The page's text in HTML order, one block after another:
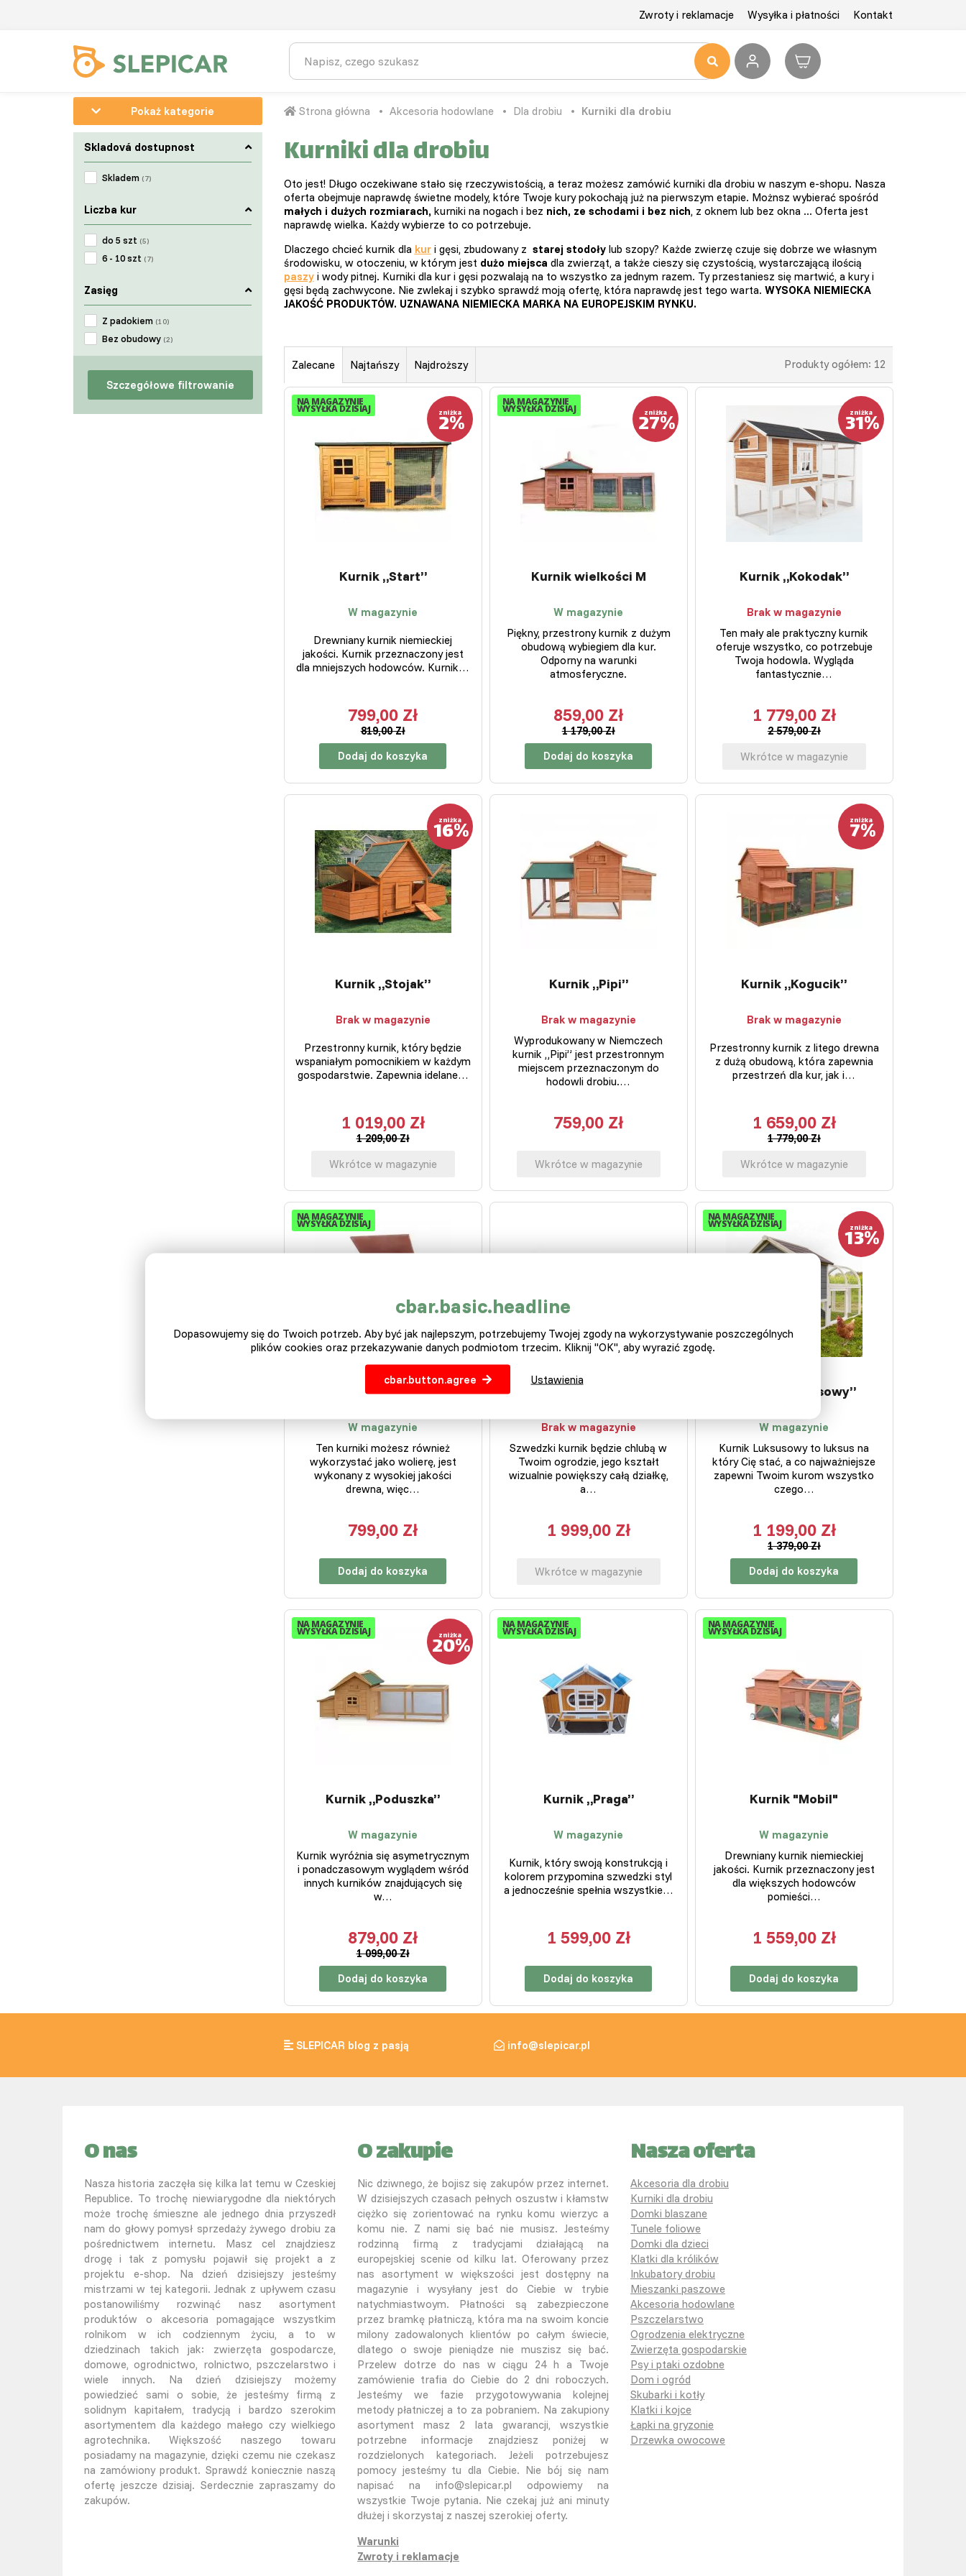
Zwroty i reklamacje Wysyłka i płatności Kontakt
Pokaż kategorie
Skladová dostupnost
Skladem (7)
Liczba kur
do 5 szt (5)
6 - 10 szt (7)
Zasięg
Z padokiem (10)
Bez obudowy (2)
Szczegółowe filtrowanie
Strona główna Akcesoria hodowlane Dla drobiu Kurniki dla drobiu
Kurniki dla drobiu
Oto jest! Długo oczekiwane stało się rzeczywistością, a teraz możesz zamówić kurniki dla drobiu w naszym e-shopu. Nasza
oferta obejmuje naprawdę świetne modely, które Twoje kury pokochają już na pierwszym etapie. Możnsz wybierać spośród
małych i dużych rozmiarach, kurniki na nogach i bez nich, ze schodami i bez nich, z oknem lub bez okna ... Oferta jest
naprawdę wielka. Każdy wybierze to co potrzebuje.
Dlaczego chcieć kurnik dla kuri gęsi, zbudowany z starej stodołylub szopy? Każde zwierzę czuje się dobrze we własnym
środowisku, w otoczeniu, w którym jest dużo miejsca dla zwierząt, a także cieszy się czystością, wystarczającą ilością
paszyi wody pitnej. Kurniki dla kur i gęsi pozwalają na to wszystko za jednym razem. Ty przestaniesz się martwić, a kury i
gęsi będą zachwycone. Nie zwlekaj i szybko sprawdź moją ofertę, która naprawdę jest tego warta. WYSOKA NIEMIECKA
JAKOŚĆ PRODUKTÓW. UZNAWANA NIEMIECKA MARKA NA EUROPEJSKIM RYNKU.
Zalecane Najtańszy Najdroższy Produkty ogółem: 12
zniżka
2%
NA MAGAZYNIE
WYSYŁKA DZISIAJ
Kurnik „Start”
W magazynie
Drewniany kurnik niemieckiej
jakości. Kurnik przeznaczony jest
dla mniejszych hodowców. Kurnik…
799,00 Zł
819,00 Zł
Dodaj do koszyka
zniżka
27%
NA MAGAZYNIE
WYSYŁKA DZISIAJ
Kurnik wielkości M
W magazynie
Piękny, przestrony kurnik z dużym
obudową wybiegiem dla kur.
Odporny na warunki
atmosferyczne.
859,00 Zł
1 179,00 Zł
Dodaj do koszyka
zniżka
31%
Kurnik „Kokodak”
Brak w magazynie
Ten mały ale praktyczny kurnik
oferuje wszystko, co potrzebuje
Twoja hodowla. Wygląda
fantastycznie…
1 779,00 Zł
2 579,00 Zł
Wkrótce w magazynie
zniżka
16%
Kurnik „Stojak”
Brak w magazynie
Przestronny kurnik, który będzie
wspaniałym pomocnikiem w każdym
gospodarstwie. Zapewnia idelane…
1 019,00 Zł
1 209,00 Zł
Wkrótce w magazynie
Kurnik „Pipi”
Brak w magazynie
Wyprodukowany w Niemczech
kurnik „Pipi” jest przestronnym
miejscem przeznaczonym do
hodowli drobiu.…
759,00 Zł
Wkrótce w magazynie
zniżka
7%
Kurnik „Kogucik”
Brak w magazynie
Przestronny kurnik z litego drewna
z dużą obudową, która zapewnia
przestrzeń dla kur, jak i…
1 659,00 Zł
1 779,00 Zł
Wkrótce w magazynie
NA MAGAZYNIE
WYSYŁKA DZISIAJ
Kurnik „Standard”
W magazynie
Ten kurniki możesz również
wykorzystać jako wolierę, jest
wykonany z wysokiej jakości
drewna, więc…
799,00 Zł
Dodaj do koszyka
Brak w magazynie
Szwedzki kurnik będzie chlubą w
Twoim ogrodzie, jego kształt
wizualnie powiększy całą działkę,
a…
1 999,00 Zł
Wkrótce w magazynie
zniżka
13%
NA MAGAZYNIE
WYSYŁKA DZISIAJ
Kurnik „Luksusowy”
W magazynie
Kurnik Luksusowy to luksus na
który Cię stać, a co najważniejsze
zapewni Twoim kurom wszystko
czego…
1 199,00 Zł
1 379,00 Zł
Dodaj do koszyka
zniżka
20%
NA MAGAZYNIE
WYSYŁKA DZISIAJ
Kurnik „Poduszka”
W magazynie
Kurnik wyróżnia się asymetrycznym
i ponadczasowym wyglądem wśród
innych kurników znajdujących się
w…
879,00 Zł
1 099,00 Zł
Dodaj do koszyka
NA MAGAZYNIE
WYSYŁKA DZISIAJ
Kurnik „Praga”
W magazynie
Kurnik, który swoją konstrukcją i
kolorem przypomina szwedzki styl
a jednocześnie spełnia wszystkie…
1 599,00 Zł
Dodaj do koszyka
NA MAGAZYNIE
WYSYŁKA DZISIAJ
Kurnik "Mobil"
W magazynie
Drewniany kurnik niemieckiej
jakości. Kurnik przeznaczony jest
dla większych hodowców
pomieści…
1 559,00 Zł
Dodaj do koszyka
SLEPICAR blog z pasją info@slepicar.pl
O nas
Nasza historia zaczęła się kilka lat temu w Czeskiej
Republice. To trochę niewiarygodne dla niektórych
może trochę śmieszne ale jednego dnia przyszedł
nam do głowy pomysł sprzedaży żywego drobiu za
pośrednictwem internetu. Masz cel znajdziesz
drogę i tak z pomysłu pojawił się projekt a z
projektu e-shop. Na dzień dzisiejszy jesteśmy
mistrzami w tej kategorii. Jednak z upływem czasu
postanowiliśmy rozwinąć nasz asortyment
produktów o akcesoria pomagające wszystkim
rolnikom w ich codziennym życiu, a to w
dziedzinach takich jak: zwierzęta gospodarcze,
domowe, ogrodnictwo, rolnictwo, pszczelarstwo i
wiele innych. Na dzień dzisiejszy możemy
powiedzieć sami o sobie, że jesteśmy firmą z
solidnym kapitałem, tradycją i bardzo szerokim
asortymentem dla każdego małego czy wielkiego
agrotechnika. Większość naszego towaru
posiadamy na magazynie, dzięki czemu nie czekasz
na zamówiony produkt. Sprawdź koniecznie naszą
ofertę jeszcze dzisiaj. Serdecznie zapraszamy do
zakupów.
O zakupie
Nic dziwnego, że bojisz się zakupów przez internet.
W dzisiejszych czasach pełnych oszustw i kłamstw
ciężko się zorientować na rynku komu wierzyc a
komu nie. Z nami się bać nie musisz. Jesteśmy
rodzinną firmą z tradycjami działającą na
europejskiej scenie od kilku lat. Oferowany przez
nas asortyment w większości jest dostępny na
magazynie i wysyłany jest do Ciebie w trybie
natychmiastwoym. Płatności są zabezpieczone
przez bramkę płatniczą, która ma na swoim koncie
milony zadowalonych klientów po całym świecie,
dlatego o swoje pieniądze nie muszisz się bać.
Przelew dotrze do nas w ciągu 24 h a Twoje
zamówienie trafia do Ciebie do 2 dni roboczych.
Jesteśmy we fazie przygotowywania kolejnej
metody płatniczej a to za pobraniem. Na zakupiony
asortyment masz 2 lata gwarancji, wszystkie
potrzebne informacje znajdziesz poniżej w
rozdzielonych kategoriach. Jeżeli potrzebujesz
pomocy jesteśmy tu dla Ciebie. Nie bój się nam
napisać na info@slepicar.pl odpowiemy na
wszystkie Twoje pytania. Nie czekaj już ani minuty
dłużej i skorzystaj z naszej szerokiej oferty.
Warunki
Zwroty i reklamacje
Nasza oferta
Akcesoria dla drobiu
Kurniki dla drobiu
Domki blaszane
Tunele foliowe
Domki dla dzieci
Klatki dla królików
Inkubatory drobiu
Mieszanki paszowe
Akcesoria hodowlane
Pszczelarstwo
Ogrodzenia elektryczne
Zwierzęta gospodarskie
Psy i ptaki ozdobne
Dom i ogród
Skubarki i kotły
Klatki i kojce
Łapki na gryzonie
Drzewka owocowe
cbar.basic.headline
Dopasowujemy się do Twoich potrzeb. Aby być jak najlepszym, potrzebujemy Twojej zgody na wykorzystywanie poszczególnych
plików cookies oraz przekazywanie danych podmiotom trzecim. Kliknij "OK", aby wyrazić zgodę.
cbar.button.agree Ustawienia